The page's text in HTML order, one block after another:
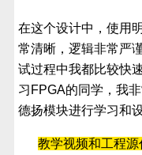
在这个设计中，使用
常清晰，逻辑非常严
试过程中我都比较快
习FPGA的同学，我
德扬模块进行学习和设
教学视频和工程